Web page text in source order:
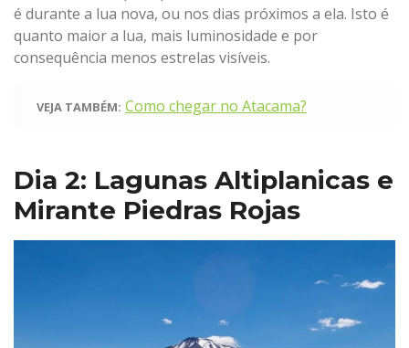
é durante a lua nova, ou nos dias próximos a ela. Isto é
quanto maior a lua, mais luminosidade e por
consequência menos estrelas visíveis.
VEJA TAMBÉM: Como chegar no Atacama?
Dia 2: Lagunas Altiplanicas e
Mirante Piedras Rojas